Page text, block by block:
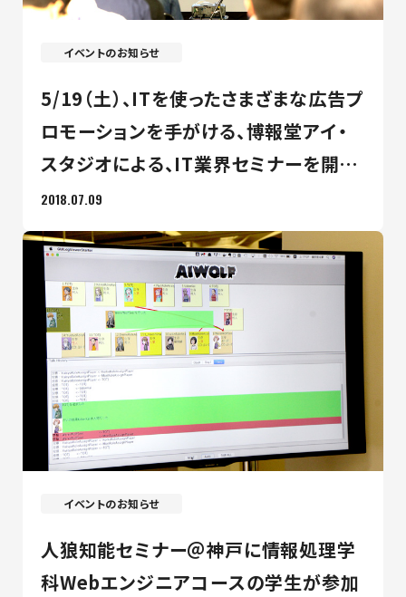
イベントのお知らせ
5/19（土）、ITを使ったさまざまな広告プ
ロモーションを手がける、博報堂アイ・
スタジオによる、IT業界セミナーを開
催！
2018.07.09
イベントのお知らせ
人狼知能セミナー＠神戸に情報処理学
科Webエンジニアコースの学生が参加